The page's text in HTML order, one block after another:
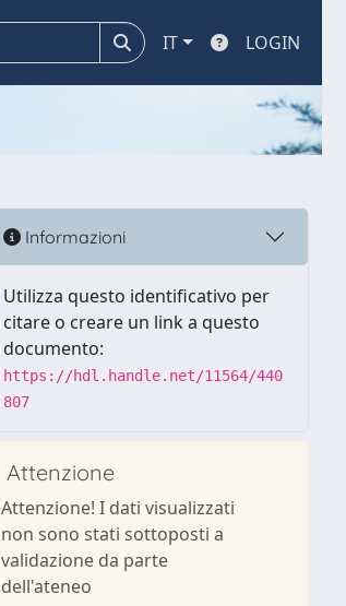
IT LOGIN
Informazioni
Utilizza questo identificativo per
citare o creare un link a questo
documento:
https://hdl.handle.net/11564/440
807
Attenzione
Attenzione! I dati visualizzati
non sono stati sottoposti a
validazione da parte
dell'ateneo